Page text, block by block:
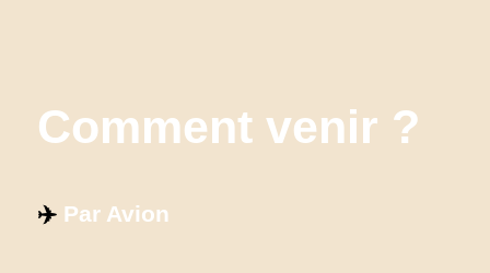
Comment venir ?
✈️ Par Avion